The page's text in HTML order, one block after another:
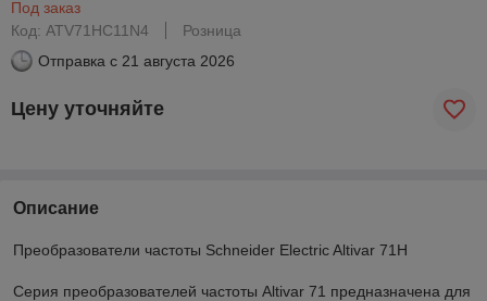
Под заказ
Код: ATV71HC11N4
Розница
Отправка с 21 августа 2026
Цену уточняйте
Описание
Преобразователи частоты Schneider Electric Altivar 71H
Серия преобразователей частоты Altivar 71 предназначена для